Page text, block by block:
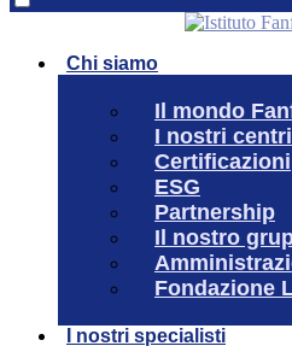
Chi siamo
Il mondo
I nostri centri
Certificazioni
ESG
Partnership
Il nostro
Fondazione
I nostri specialisti